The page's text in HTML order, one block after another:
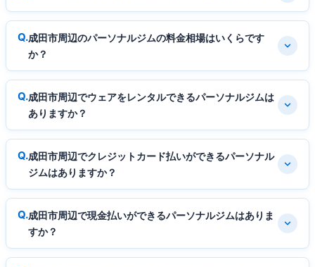
成田市周辺のパーソナルジムの料金相場はいくらです
か？
成田市周辺でウェアをレンタルできるパーソナルジムは
ありますか？
成田市周辺でクレジットカード払いができるパーソナル
ジムはありますか？
成田市周辺で現金払いができるパーソナルジムはありま
すか？